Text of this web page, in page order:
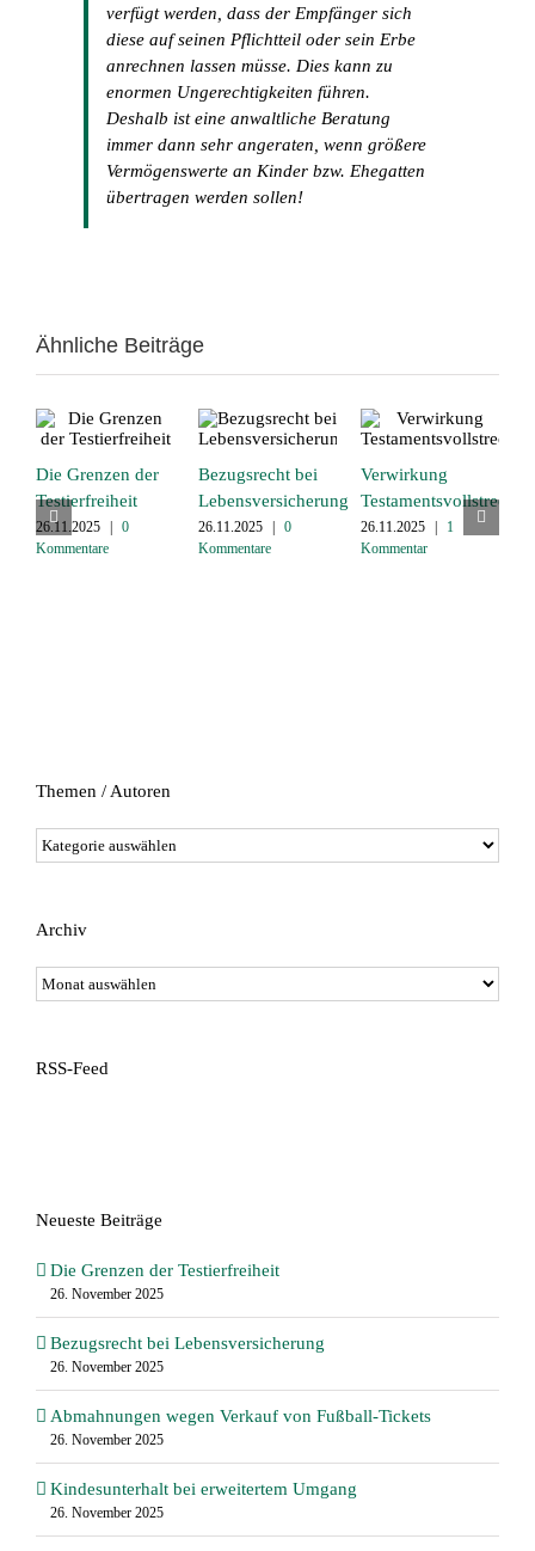
verfügt werden, dass der Empfänger sich
diese auf seinen Pflichtteil oder sein Erbe
anrechnen lassen müsse. Dies kann zu
enormen Ungerechtigkeiten führen.
Deshalb ist eine anwaltliche Beratung
immer dann sehr angeraten, wenn größere
Vermögenswerte an Kinder bzw. Ehegatten
übertragen werden sollen!
Ähnliche Beiträge
Die Grenzen der
Testierfreiheit
26.11.2025
0
Kommentare
Bezugsrecht bei
Lebensversicherung
26.11.2025
0
Kommentare
Verwirkung
26.11.2025
1
Kommentar
Themen / Autoren
Themen
/
Archiv
Archiv
RSS-Feed
Neueste Beiträge
Die Grenzen der Testierfreiheit
26. November 2025
Bezugsrecht bei Lebensversicherung
26. November 2025
Abmahnungen wegen Verkauf von Fußball-Tickets
26. November 2025
Kindesunterhalt bei erweitertem Umgang
26. November 2025